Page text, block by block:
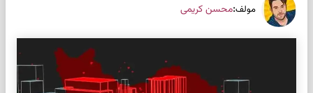
مولف:محسن کریمی